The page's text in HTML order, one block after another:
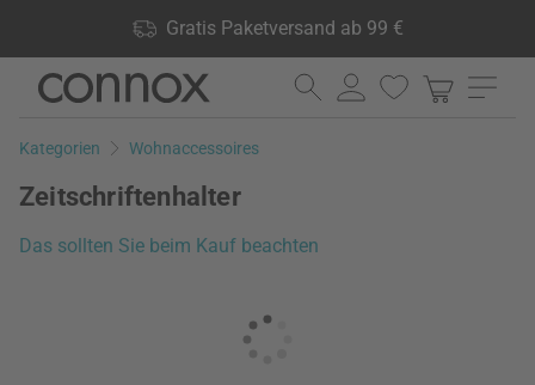
Gratis Paketversand ab 99 €
lagernd, 60 Tage Rückgaberecht
Direkt
Seiteninhalt
Direkt
Suchfeld
Kategorien Wohnaccessoires
Zeitschriftenhalter
Das sollten Sie beim Kauf beachten